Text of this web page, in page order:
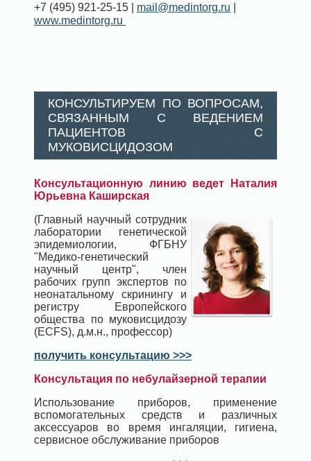
+7 (495) 921-25-15 | mail@medintorg.ru
www.medintorg.ru
КОНСУЛЬТИРУЕМ ПО ВОПРОСАМ,
СВЯЗАННЫМ С ВЕДЕНИЕМ
ПАЦИЕНТОВ С
МУКОВИСЦИДОЗОМ
Консультационную линию ведет Наталия
Юрьевна Каширская
(Главный научный сотрудник
лаборатории генетической
эпидемиологии, ФГБНУ
"Медико-генетический
научный центр", член
рабочих групп экспертов по
неонатальному скринингу и
регистру Европейского
общества по муковисцидозу
(ECFS), д.м.н., профессор)
получить консультацию >>>
Консультация по небулайзерной терапии
Использование приборов, применение
вспомогательных средств и различных
аксессуаров во время ингаляции, гигиена,
сервисное обслуживание приборов